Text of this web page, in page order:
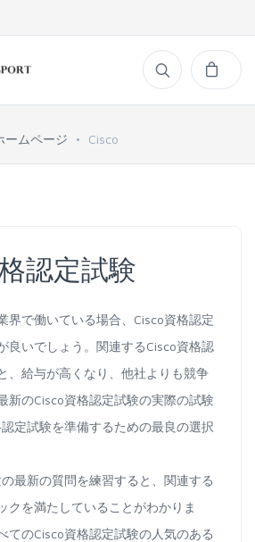
ームページ Cisco
認定試験
界で働いている場合、Cisco資格認定
良いでしょう。関連するCisco資格認
、給与が高くなり、他社よりも競争
新のCisco資格認定試験の実際の試験
定試験を準備するための最良の選択
最新の質問を練習すると、関連する
クを満たしていることがわかりま
てのCisco資格認定試験の人気のある